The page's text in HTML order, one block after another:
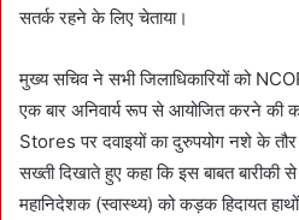
सतर्क रहने के लिए चेताया।
मुख्य सचिव ने सभी जिलाधिकारियों को
एक बार अनिवार्य रूप से आयोजित करने की
Stores पर दवाइयों का दुरुपयोग नशे के
सख्ती दिखाते हुए कहा कि इस बाबत बारीकी
महानिदेशक (स्वास्थ्य) को कड़क हिदायत